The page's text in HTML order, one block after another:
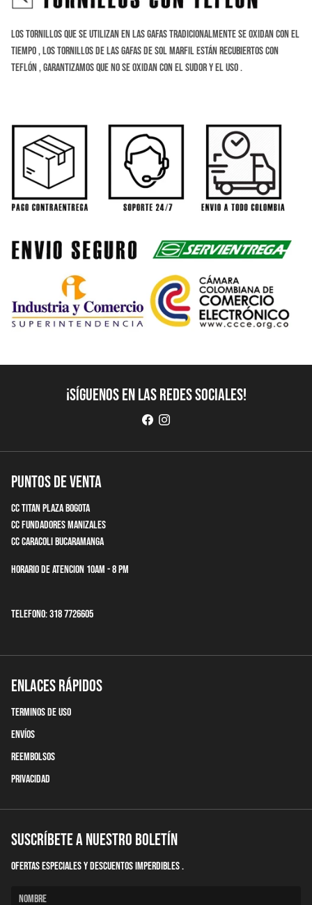
Los tornillos que se utilizan en las gafas tradicionalmente se oxidan con el
tiempo , los tornillos de las gafas de sol marfil están recubiertos con
teflón , Garantizamos que no se oxidan con el sudor y el uso .
¡Síguenos en las redes sociales!
Puntos de Venta
CC Titan Plaza Bogota
CC Fundadores Manizales
CC Caracoli Bucaramanga
Horario de Atencion 10am - 8 pm
Telefono: 318 7726605
Enlaces Rápidos
terminos de uso
Envíos
Reembolsos
Privacidad
Suscríbete a nuestro boletín
Ofertas Especiales y descuentos imperdibles .